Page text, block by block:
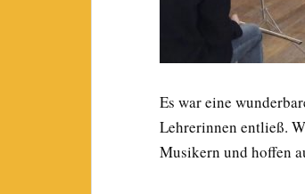
Es war eine
Lehrerinnen entließ.
Musikern und hoffen